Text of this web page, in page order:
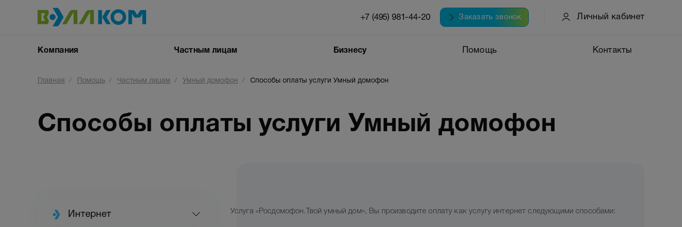
+7 (495) 981-44-20 Заказать звонок Личный кабинет
Компания
Контакты
Частным лицам
Умный домофон
Бизнесу Помощь Контакты
Главная Помощь Частным лицам Умный домофон Способы оплаты услуги Умный домофон
Способы оплаты услуги Умный домофон
Интернет Услуга «Росдомофон.Твой умный дом», Вы производите оплату как услугу интернет следующими способами: